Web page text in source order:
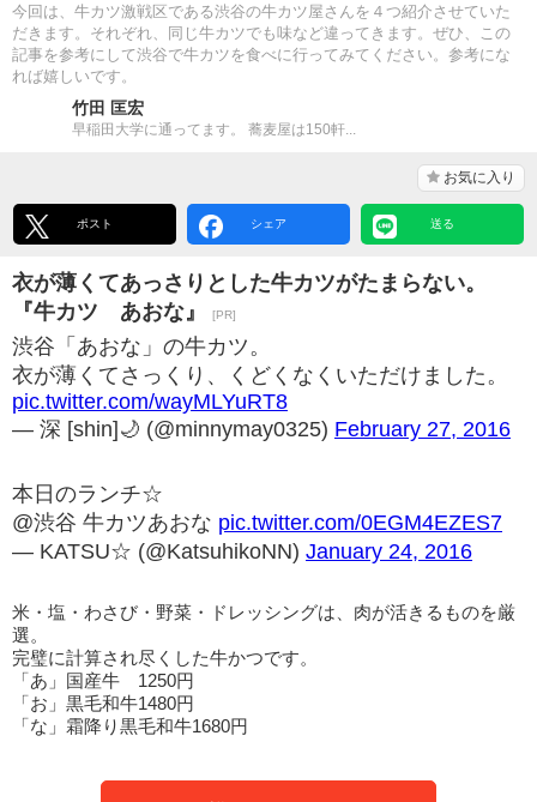
今回は、牛カツ激戦区である渋谷の牛カツ屋さんを４つ紹介させていた
だきます。それぞれ、同じ牛カツでも味など違ってきます。ぜひ、この
記事を参考にして渋谷で牛カツを食べに行ってみてください。参考にな
れば嬉しいです。
竹田 匡宏
早稲田大学に通ってます。 蕎麦屋は150軒...
お気に入り
ポスト シェア 送る
衣が薄くてあっさりとした牛カツがたまらない。
『牛カツ あおな』
[PR]
渋谷「あおな」の牛カツ。
衣が薄くてさっくり、くどくなくいただけました。
pic.twitter.com/wayMLYuRT8
— 深 [shin]🌙 (@minnymay0325) February 27, 2016
本日のランチ☆
@渋谷 牛カツあおな pic.twitter.com/0EGM4EZES7
— KATSU☆ (@KatsuhikoNN) January 24, 2016
米・塩・わさび・野菜・ドレッシングは、肉が活きるものを厳
選。
完璧に計算され尽くした牛かつです。
「あ」国産牛 1250円
「お」黒毛和牛1480円
「な」霜降り黒毛和牛1680円